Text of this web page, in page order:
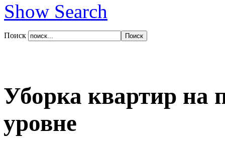
Show Search
Поиск
Уборка квартир на
уровне